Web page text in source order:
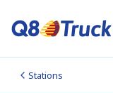
Stations